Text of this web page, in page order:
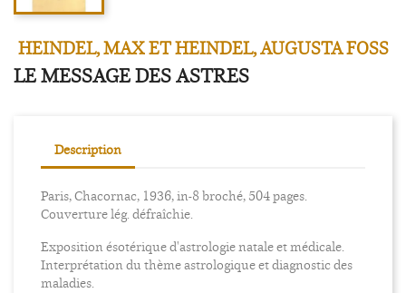
HEINDEL, MAX ET HEINDEL, AUGUSTA FOSS
LE MESSAGE DES ASTRES
Description
Paris, Chacornac, 1936, in-8 broché, 504 pages.
Couverture lég. défraîchie.
Exposition ésotérique d'astrologie natale et médicale.
Interprétation du thème astrologique et diagnostic des
maladies.